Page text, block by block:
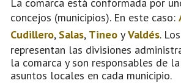
concejos (municipios). En este caso:
Cudillero, Salas, Tineo yValdés.
representan las divisiones
la comarca y son responsables de
asuntos locales en cada municipio.